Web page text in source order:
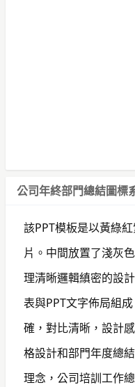
公司年終部門總結圖標
該PPT模板是以黃綠
片。中間放置了淺灰
理清晰邏輯縝密的設
表與PPT文字佈局組
確，對比清晰，設計
格設計和部門年度總
理念，公司培訓工作